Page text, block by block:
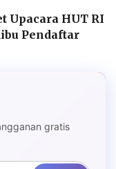
Upacara HUT RI
Pendaftar
gratis